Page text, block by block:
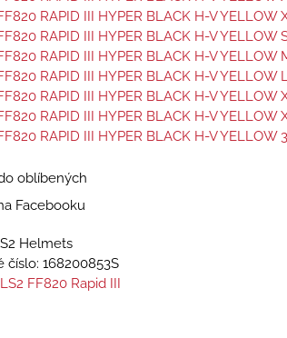
RAPID III HYPER BLACK H-V YELLOW
RAPID III HYPER BLACK H-V YELLOW
RAPID III HYPER BLACK H-V YELLOW
RAPID III HYPER BLACK H-V YELLOW L
RAPID III HYPER BLACK H-V YELLOW
RAPID III HYPER BLACK H-V YELLOW
RAPID III HYPER BLACK H-V YELLOW
oblíbených
Facebooku
Helmets
číslo: 168200853S
LS2 FF820 Rapid III